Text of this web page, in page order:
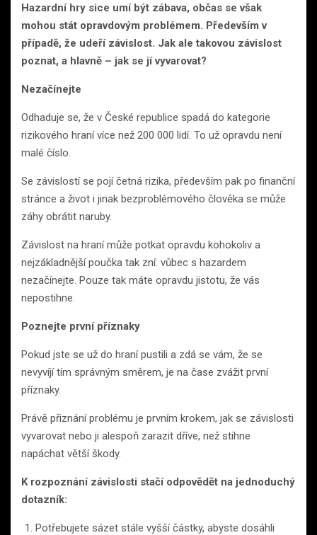
Hazardní hry sice umí být zábava, občas se však
mohou stát opravdovým problémem. Především v
případě, že udeří závislost. Jak ale takovou závislost
poznat, a hlavně – jak se jí vyvarovat?
Nezačínejte
Odhaduje se, že v České republice spadá do kategorie
rizikového hraní více než 200 000 lidí. To už opravdu není
malé číslo.
Se závislostí se pojí četná rizika, především pak po finanční
stránce a život i jinak bezproblémového člověka se může
záhy obrátit naruby.
Závislost na hraní může potkat opravdu kohokoliv a
nejzákladnější poučka tak zní: vůbec s hazardem
nezačínejte. Pouze tak máte opravdu jistotu, že vás
nepostihne.
Poznejte první příznaky
Pokud jste se už do hraní pustili a zdá se vám, že se
nevyvíjí tím správným směrem, je na čase zvážit první
příznaky.
Právě přiznání problému je prvním krokem, jak se závislosti
vyvarovat nebo ji alespoň zarazit dříve, než stihne
napáchat větší škody.
K rozpoznání závislosti stačí odpovědět na jednoduchý
dotazník:
Potřebujete sázet stále vyšší částky, abyste dosáhli